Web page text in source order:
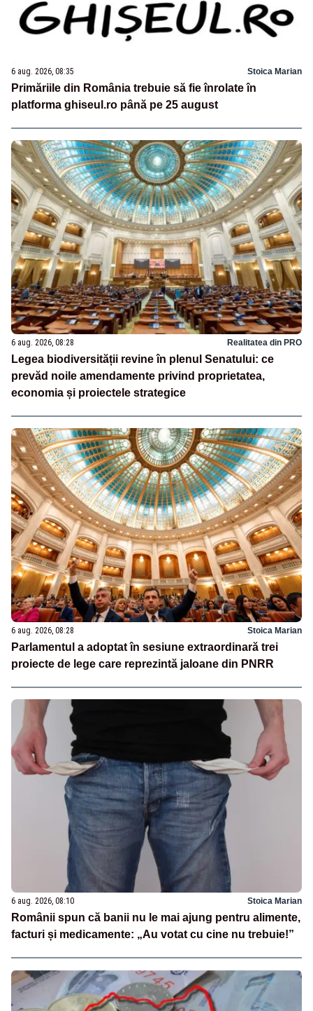
6 aug. 2026, 08:35 Stoica Marian
Primăriile din România trebuie să fie înrolate în
platforma ghiseul.ro până pe 25 august
6 aug. 2026, 08:28 Realitatea din PRO
Legea biodiversității revine în plenul Senatului: ce
prevăd noile amendamente privind proprietatea,
economia și proiectele strategice
6 aug. 2026, 08:28 Stoica Marian
Parlamentul a adoptat în sesiune extraordinară trei
proiecte de lege care reprezintă jaloane din PNRR
6 aug. 2026, 08:10 Stoica Marian
Românii spun că banii nu le mai ajung pentru alimente,
facturi și medicamente: „Au votat cu cine nu trebuie!”